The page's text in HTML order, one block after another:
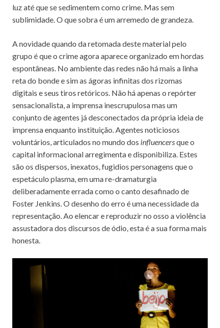
luz até que se sedimentem como crime. Mas sem
sublimidade. O que sobra é um arremedo de grandeza.
A novidade quando da retomada deste material pelo
grupo é que o crime agora aparece organizado em hordas
espontâneas. No ambiente das redes não há mais a linha
reta do bonde e sim as ágoras infinitas dos rizomas
digitais e seus tiros retóricos. Não há apenas o repórter
sensacionalista, a imprensa inescrupulosa mas um
conjunto de agentes já desconectados da própria ideia de
imprensa enquanto instituição. Agentes noticiosos
voluntários, articulados no mundo dos influencersque o
capital informacional arregimenta e disponibiliza. Estes
são os dispersos, inexatos, fugidios personagens que o
espetáculo plasma, em uma re-dramaturgia
deliberadamente errada como o canto desafinado de
Foster Jenkins. O desenho do erro é uma necessidade da
representação. Ao elencar e reproduzir no osso a violência
assustadora dos discursos de ódio, esta é a sua forma mais
honesta.